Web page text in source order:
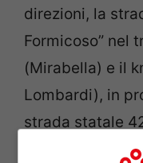
direzioni, la
Formicoso” nel
(Mirabella) e il
Lombardi), in
strada statale